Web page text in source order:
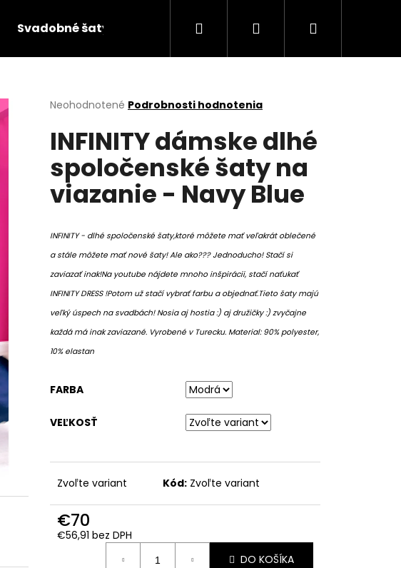
Svadobné šaty Hľadať PrihlásenieNákupný
Priemerné
produktu
z
5
hviezdičiek.
Neohodnotené Podrobnosti hodnotenia
INFINITY dámske dlhé
spoločenské šaty na
viazanie - Navy Blue
INFINITY - dlhé spoločenské šaty,ktoré môžete mať veľakrát oblečené
a stále môžete mať nové šaty! Ale ako??? Jednoducho! Stačí si
zaviazať inak!Na youtube nájdete mnoho inšpirácii, stačí naťukať
INFINITY DRESS !Potom už stačí vybrať farbu a objednať.Tieto šaty majú
veľký úspech na svadbách! Nosia aj hostia :) aj družičky :) zvyčajne
každá má inak zaviazané. Vyrobené v Turecku. Material: 90% polyester,
10% elastan
FARBA
VEĽKOSŤ
Zvoľte variant Kód: Zvoľte variant
€70
€56,91 bez DPH
Jednotková
DO KOŠÍKA